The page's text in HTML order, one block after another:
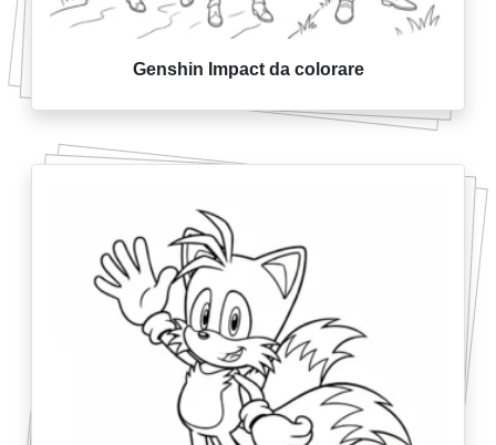
Genshin Impact da colorare